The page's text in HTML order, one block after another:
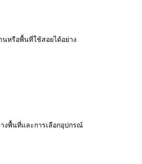
หรือพื้นที่ใช้สอยได้อย่าง
งพื้นที่และการเลือกอุปกรณ์